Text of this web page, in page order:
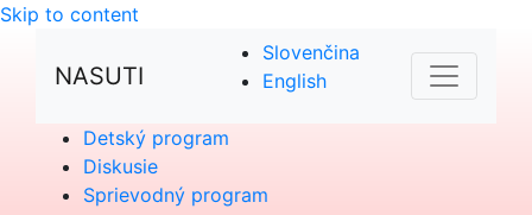
Skip to content
NASUTI
Slovenčina
English
Detský program
Diskusie
Sprievodný program